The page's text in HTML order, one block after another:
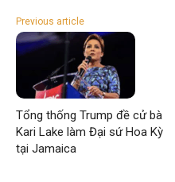
Previous article
Tổng thống Trump đề cử bà
Kari Lake làm Đại sứ Hoa Kỳ
tại Jamaica